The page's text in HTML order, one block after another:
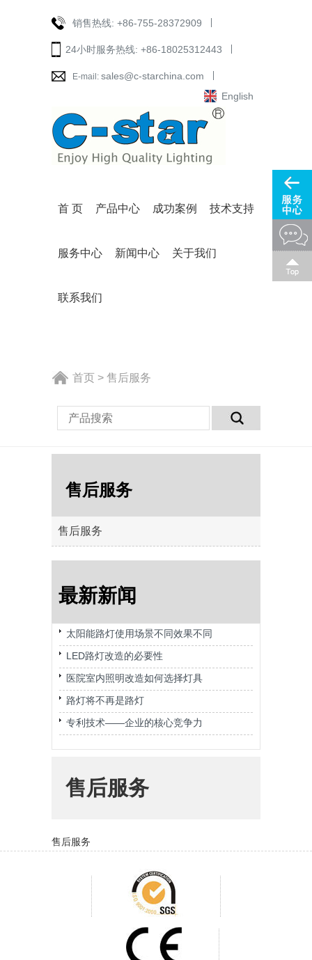
销售热线: +86-755-28372909
24小时服务热线: +86-18025312443
E-mail: sales@c-starchina.com
English
首 页 产品中心 成功案例 技术支持
服务中心 新闻中心 关于我们
联系我们
首页 > 售后服务
售后服务
售后服务
最新新闻
太阳能路灯使用场景不同效果不同
LED路灯改造的必要性
医院室内照明改造如何选择灯具
路灯将不再是路灯
专利技术——企业的核心竞争力
售后服务
售后服务